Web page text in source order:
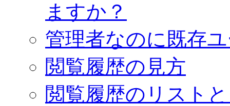
ますか？
管理者なのに既存
閲覧履歴の見方
閲覧履歴のリスト